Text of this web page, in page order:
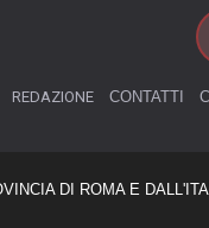
REDAZIONE CONTATTI
DI ROMA E